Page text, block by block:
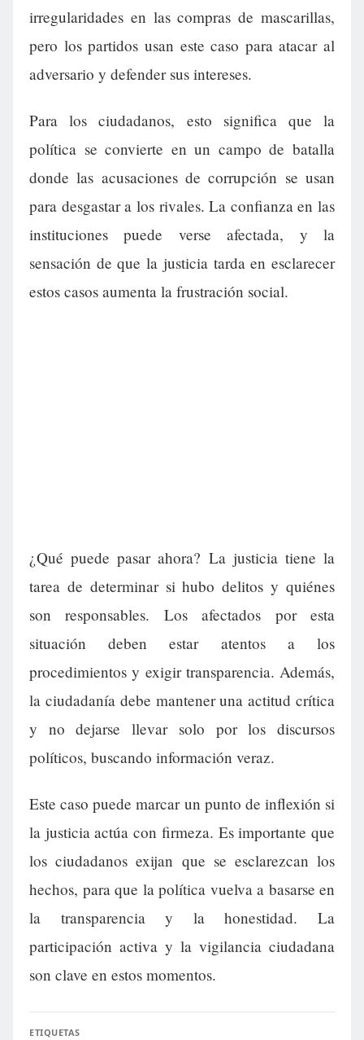
irregularidades en las compras de mascarillas,
pero los partidos usan este caso para atacar al
adversario y defender sus intereses.
Para los ciudadanos, esto significa que la
política se convierte en un campo de batalla
donde las acusaciones de corrupción se usan
para desgastar a los rivales. La confianza en las
instituciones puede verse afectada, y la
sensación de que la justicia tarda en esclarecer
estos casos aumenta la frustración social.
¿Qué puede pasar ahora? La justicia tiene la
tarea de determinar si hubo delitos y quiénes
son responsables. Los afectados por esta
situación deben estar atentos a los
procedimientos y exigir transparencia. Además,
la ciudadanía debe mantener una actitud crítica
y no dejarse llevar solo por los discursos
políticos, buscando información veraz.
Este caso puede marcar un punto de inflexión si
la justicia actúa con firmeza. Es importante que
los ciudadanos exijan que se esclarezcan los
hechos, para que la política vuelva a basarse en
la transparencia y la honestidad. La
participación activa y la vigilancia ciudadana
son clave en estos momentos.
ETIQUETAS